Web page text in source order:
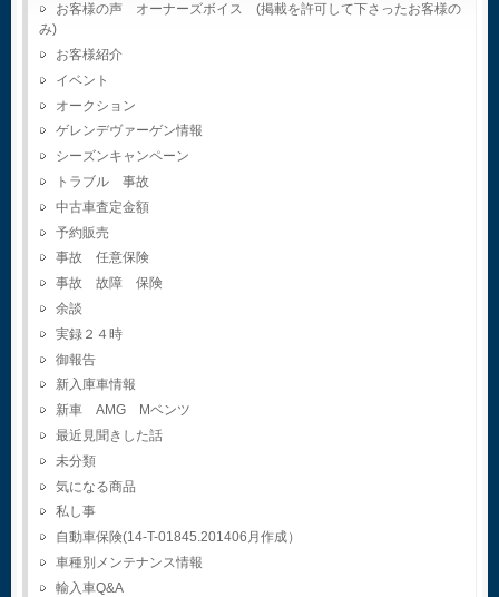
お客様の声 オーナーズボイス (掲載を許可して下さったお客様の
み)
お客様紹介
イベント
オークション
ゲレンデヴァーゲン情報
シーズンキャンペーン
トラブル 事故
中古車査定金額
予約販売
事故 任意保険
事故 故障 保険
余談
実録２４時
御報告
新入庫車情報
新車 AMG Mベンツ
最近見聞きした話
未分類
気になる商品
私し事
自動車保険(14-T-01845.201406月作成）
車種別メンテナンス情報
輸入車Q&A